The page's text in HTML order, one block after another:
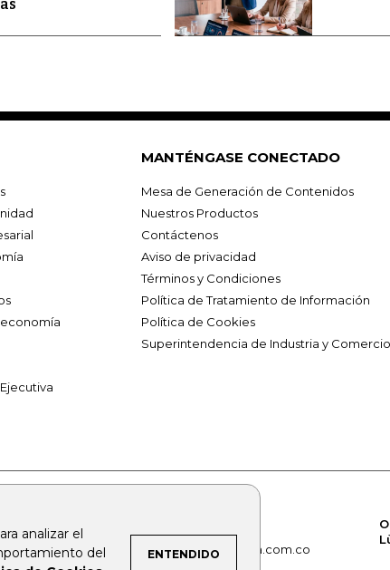
analizar el
del
ENTENDIDO
MANTÉNGASE CONECTADO
Mesa de Generación de Contenidos
Nuestros Productos
Contáctenos
Aviso de privacidad
Términos y Condiciones
Política de Tratamiento de Información
Política de Cookies
Superintendencia de Industria y Comercio
bolsaencolombia.com
noticiasrcn.com lafm.com.co
alerta.com.co